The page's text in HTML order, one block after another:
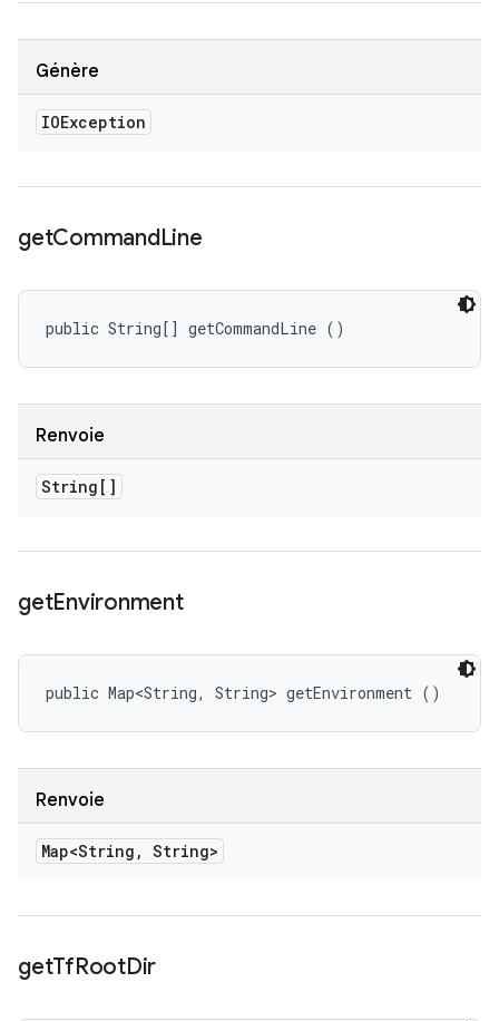
Génère
IOException
getCommandLine
public String[] getCommandLine ()
Renvoie
String[]
getEnvironment
public Map<String, String> getEnvironment ()
Renvoie
Map<String , String>
getTfRootDir